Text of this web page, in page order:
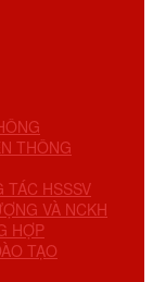
THÔNG
TÁC HSSSV
VÀ NCKH
HỢP
TẠO